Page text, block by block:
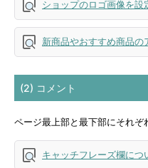
ショップのロゴ画像を設
新商品やおすすめ商品の
(2) コメント
ページ最上部と最下部にそれぞ
キャッチフレーズ欄につ